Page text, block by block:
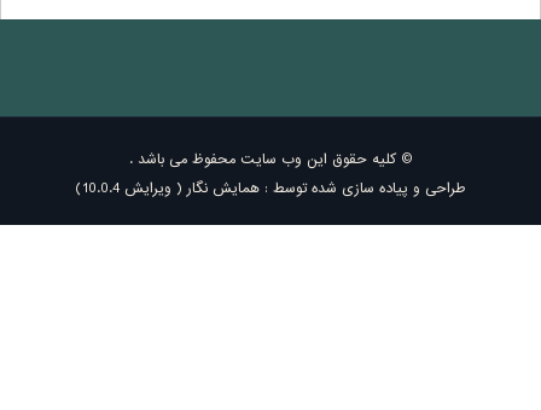
حقوق این وب سایت محفوظ می باشد .
سازی شده توسط : همایش نگار ( ویرایش 10.0.4)